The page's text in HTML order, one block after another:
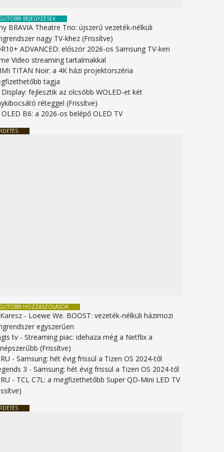
BEJEGYZÉSEK
BRAVIA Theatre Trio: újszerű vezeték-nélküli
nagy TV-khez (Frissítve)
ADVANCED: először 2026-os Samsung TV-ken
Video streaming tartalmakkal
TITAN Noir: a 4K házi projektorszéria
tagja
Display: fejlesztik az olcsóbb WOLED-et két
réteggel (Frissítve)
OLED B6: a 2026-os belépő OLED TV
HOZZÁSZÓLÁSOK
- Loewe We. BOOST: vezeték-nélküli házimozi
egyszerűen
tv -Streaming piac: idehaza még a Netflix a
(Frissítve)
-Samsung: hét évig frissül a Tizen OS 2024-től
3 -Samsung: hét évig frissül a Tizen OS 2024-től
- TCL C7L: a megfizethetőbb Super QD-Mini LED TV